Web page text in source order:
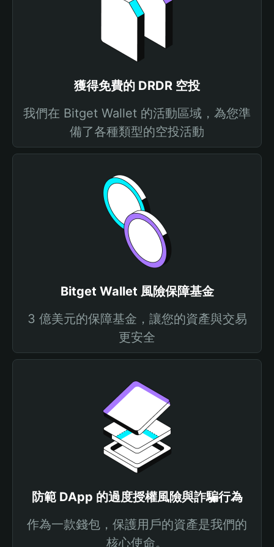
獲得免費的 DRDR 空投
我們在 Bitget Wallet 的活動區域，為您準
備了各種類型的空投活動
Bitget Wallet 風險保障基金
3 億美元的保障基金，讓您的資產與交易
更安全
防範 DApp 的過度授權風險與詐騙行為
作為一款錢包，保護用戶的資產是我們的
核心使命。